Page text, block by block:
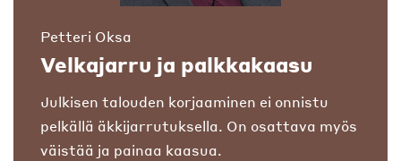
Petteri Oksa
Velkajarru ja palkkakaasu
Julkisen talouden korjaaminen ei onnistu
pelkällä äkkijarrutuksella. On osattava myös
väistää ja painaa kaasua.